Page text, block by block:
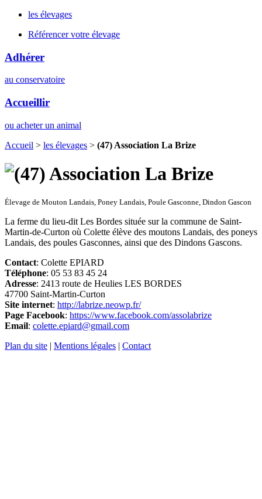
les élevages
Référencer votre élevage
Adhérer
au conservatoire
Accueillir
ou acheter un animal
Accueil > les élevages > (47) Association La Brize
Élevage de Mouton Landais, Poney Landais, Poule Gasconne, Dindon Gascon
La ferme du lieu-dit Les Bordes située sur la commune de Saint-
Martin-de-Curton où Colette élève des moutons Landais, des poneys
Landais, des poules Gasconnes, ainsi que des Dindons Gascons.
Contact: Colette EPIARD
Téléphone: 05 53 83 45 24
Adresse: 2413 route de Heulies LES BORDES
47700 Saint-Martin-Curton
Site internet: http://labrize.neowp.fr/
Page Facebook: https://www.facebook.com/assolabrize
Email: colette.epiard@gmail.com
Plan du site | Mentions légales | Contact